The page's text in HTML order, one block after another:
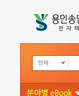
전체